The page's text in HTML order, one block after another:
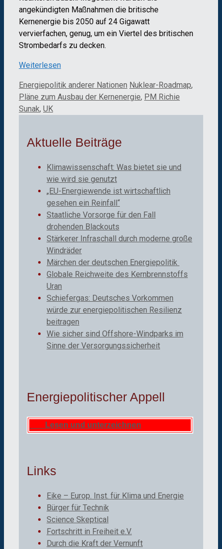
angekündigten Maßnahmen die britische
Kernenergie bis 2050 auf 24 Gigawatt
vervierfachen, genug, um ein Viertel des britischen
Strombedarfs zu decken.
Weiterlesen
Kategorien
Energiepolitik anderer Nationen Schlagwörter
Nuklear-Roadmap,
Pläne zum Ausbau der Kernenergie, PM Richie
Sunak, UK
Aktuelle Beiträge
Klimawissenschaft: Was bietet sie und
wie wird sie genutzt
„EU-Energiewende ist wirtschaftlich
gesehen ein Reinfall“
Staatliche Vorsorge für den Fall
drohenden Blackouts
Stärkerer Infraschall durch moderne große
Windräder
Märchen der deutschen Energiepolitik
Globale Reichweite des Kernbrennstoffs
Uran
Schiefergas: Deutsches Vorkommen
würde zur energiepolitischen Resilienz
beitragen
Wie sicher sind Offshore-Windparks im
Sinne der Versorgungssicherheit
Energiepolitischer Appell
Lesen und unterzeichnen
Links
Eike – Europ. Inst. für Klima und Energie
Bürger für Technik
Science Skeptical
Fortschritt in Freiheit e.V.
Durch die Kraft der Vernunft